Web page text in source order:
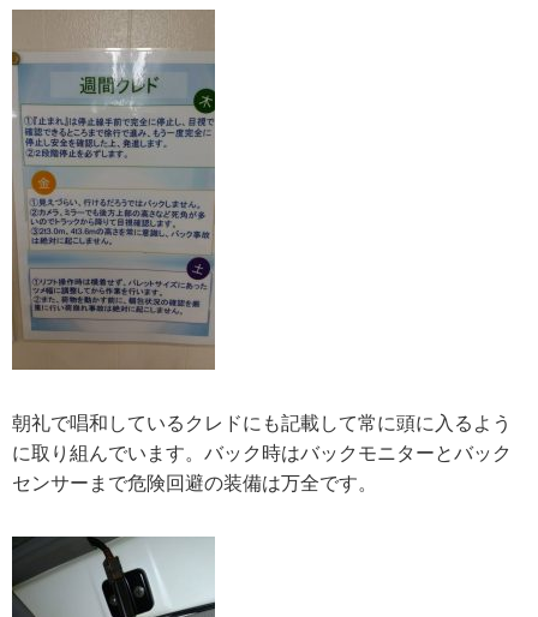
朝礼で唱和しているクレドにも記載して常に頭に入るよう
に取り組んでいます。バック時はバックモニターとバック
センサーまで危険回避の装備は万全です。